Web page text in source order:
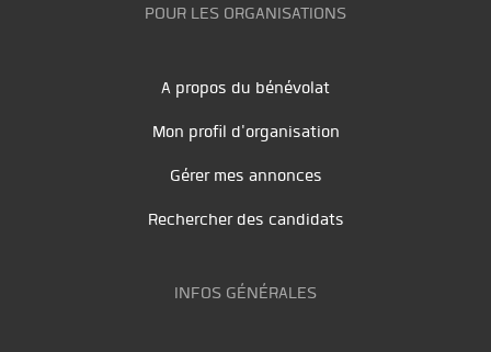
POUR LES ORGANISATIONS
A propos du bénévolat
Mon profil d'organisation
Gérer mes annonces
Rechercher des candidats
INFOS GÉNÉRALES